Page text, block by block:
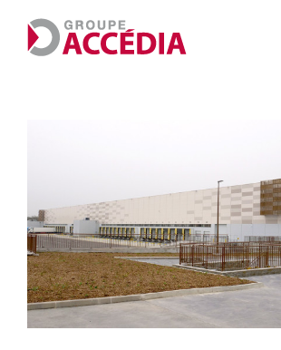
content